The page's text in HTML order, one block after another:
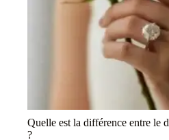
Quelle est la différence entre le
?